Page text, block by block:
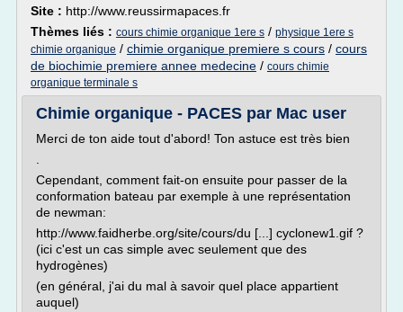
Site : http://www.reussirmapaces.fr
Thèmes liés : cours chimie organique 1ere s / physique 1ere s
chimie organique / chimie organique premiere s cours / cours
de biochimie premiere annee medecine / cours chimie
organique terminale s
Chimie organique - PACES par Mac user
Merci de ton aide tout d'abord! Ton astuce est très bien
Cependant, comment fait-on ensuite pour passer de la
conformation bateau par exemple à une représentation
de newman:
http://www.faidherbe.org/site/cours/du [...] cyclonew1.gif ?
(ici c'est un cas simple avec seulement que des
hydrogènes)
(en général, j'ai du mal à savoir quel place appartient
auquel)